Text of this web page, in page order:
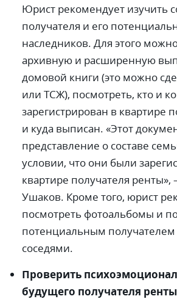
Юрист рекомендует изучить
получателя и его
наследников. Для этого
архивную и расширенную
домовой книги (это можно
или ТСЖ), посмотреть, кто и
зарегистрирован в квартире
и куда выписан. «Этот
представление о составе
условии, что они были
квартире получателя ренты»,
Ушаков. Кроме того, юрист
посмотреть фотоальбомы и
потенциальным получателем
соседями.
Проверить
будущего получателя